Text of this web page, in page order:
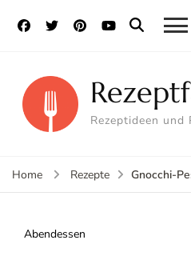
Rezeptideen
Home Rezepte Gnocchi-
Abendessen